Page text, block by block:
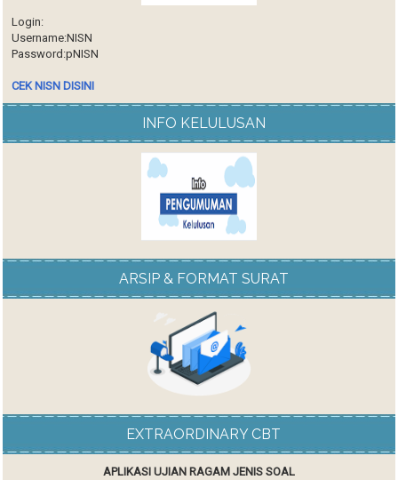
Login:
Username:NISN
Password:pNISN
CEK NISN DISINI
INFO KELULUSAN
ARSIP & FORMAT SURAT
EXTRAORDINARY CBT
APLIKASI UJIAN RAGAM JENIS SOAL